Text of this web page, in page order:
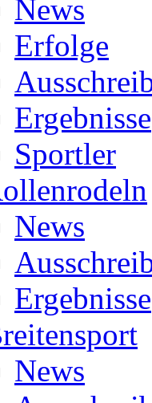
News
Erfolge
Ergebnisse
Sportler
News
Ergebnisse
News